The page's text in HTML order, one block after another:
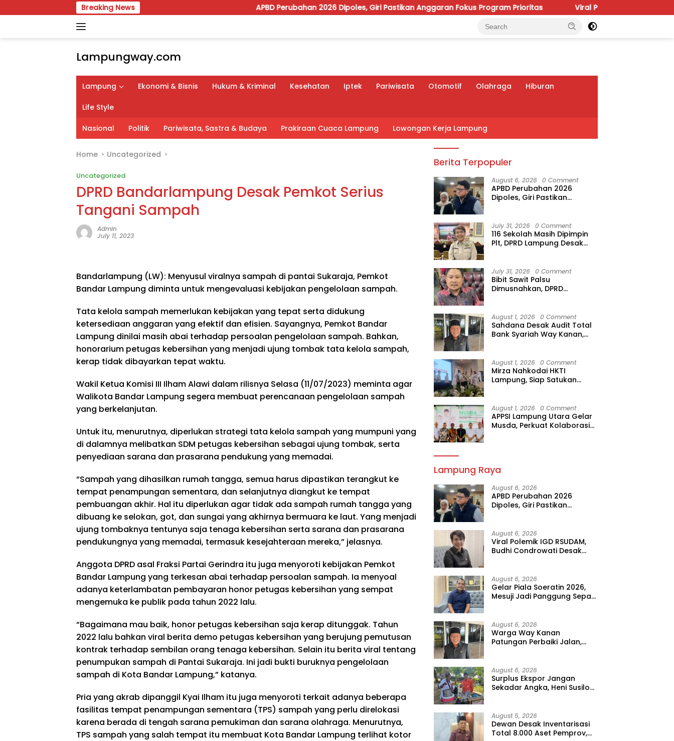
to
Breaking News APBD Perubahan 2026 Dipoles, Giri Pastikan Anggaran Fokus Program Prioritas Viral Polemik IGD RSUDAM, Budhi
Lampungway.com
Berita
Daerah
Lampung
Terpercaya
dan
Terupdate
Lampung Ekonomi & Bisnis Hukum & Kriminal Kesehatan Iptek Pariwisata Otomotif Olahraga Hiburan
Life Style
Nasional Politik Pariwisata, Sastra & Budaya Prakiraan Cuaca Lampung Lowongan Kerja Lampung
Home Uncategorized
Uncategorized
DPRD Bandarlampung Desak Pemkot Serius
Tangani Sampah
Admin
July 11, 2023
Bandarlampung (LW): Menyusul viralnya sampah di pantai Sukaraja, Pemkot
Bandar Lampung diminta untuk mengevaluasi kebijakan pengelolaan sampah.
Tata kelola sampah memerlukan kebijakan yang tepat serta didukung
ketersediaan anggaran yang efektif dan efisien. Sayangnya, Pemkot Bandar
Lampung dinilai masih abai terhadap persoalan pengelolaan sampah. Bahkan,
honorarium petugas kebersihan yang menjadi ujung tombak tata kelola sampah,
kerap tidak dibayarkan tepat waktu.
Wakil Ketua Komisi III Ilham Alawi dalam rilisnya Selasa (11/07/2023) meminta agar
Walikota Bandar Lampung segera membuat perencanaan pengelolaan sampah
yang berkelanjutan.
Untuk itu, menurutnya, diperlukan strategi tata kelola sampah yang mumpuni yang
di dalamnya melibatkan SDM petugas kebersihan sebagai ujung tombak, serta
penyediaan sarana dan prasarana pendukung yang memadai.
“Sampah yang dihasilkan rumah tangga, semua harus dipastikan terangkut ke
tempat penampungan sementara, dan selanjutnya diangkut ke tempat
pembuangan akhir. Hal itu diperlukan agar tidak ada sampah rumah tangga yang
dibuang ke selokan, got, dan sungai yang akhirnya bermuara ke laut. Yang menjadi
ujung tombaknya tentunya saja tenaga kebersihan serta sarana dan prasarana
pendukungnya yang memadai, termasuk kesejahteraan mereka,” jelasnya.
Anggota DPRD asal Fraksi Partai Gerindra itu juga menyoroti kebijakan Pemkot
Bandar Lampung yang terkesan abai terhadap persoalan sampah. Ia menyoal
adanya keterlambatan pembayaran honor petugas kebersihan yang sempat
mengemuka ke publik pada tahun 2022 lalu.
“Bagaimana mau baik, honor petugas kebersihan saja kerap ditunggak. Tahun
2022 lalu bahkan viral berita demo petugas kebersihan yang berujung pemutusan
kontrak terhadap sembilan orang tenaga kebersihan. Selain itu berita viral tentang
penumpukan sampah di Pantai Sukaraja. Ini jadi bukti buruknya pengelolaan
sampah di Kota Bandar Lampung,” katanya.
Pria yang akrab dipanggil Kyai Ilham itu juga menyoroti terkait adanya beberapa
fasilitas tempat penampungan sementara (TPS) sampah yang perlu direlokasi
karena berada di tengah sarana pemukiman dan sarana olahraga. Menurutnya,
TPS sampah yang salah tempat itu membuat Kota Bandar Lampung terlihat kotor
Berita Terpopuler
August 6, 2026 0 Comment
APBD Perubahan 2026
Dipoles, Giri Pastikan
July 31, 2026 0 Comment
116 Sekolah Masih Dipimpin
Plt, DPRD Lampung Desak
July 31, 2026 0 Comment
Bibit Sawit Palsu
Dimusnahkan, DPRD
August 1, 2026 0 Comment
Sahdana Desak Audit Total
Bank Syariah Way Kanan,
August 1, 2026 0 Comment
Mirza Nahkodai HKTI
Lampung, Siap Satukan
August 1, 2026 0 Comment
APPSI Lampung Utara Gelar
Musda, Perkuat Kolaborasi
Lampung Raya
August 6, 2026
APBD Perubahan 2026
Dipoles, Giri Pastikan
August 6, 2026
Viral Polemik IGD RSUDAM,
Budhi Condrowati Desak
August 6, 2026
Gelar Piala Soeratin 2026,
Mesuji Jadi Panggung Sepak
August 6, 2026
Warga Way Kanan
Patungan Perbaiki Jalan,
August 6, 2026
Surplus Ekspor Jangan
Sekadar Angka, Heni Susilo
August 5, 2026
Dewan Desak Inventarisasi
Total 8.000 Aset Pemprov,